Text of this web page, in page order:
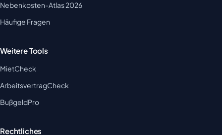
Nebenkosten-Atlas 2026
Häufige Fragen
Weitere Tools
MietCheck
ArbeitsvertragCheck
BußgeldPro
Rechtliches